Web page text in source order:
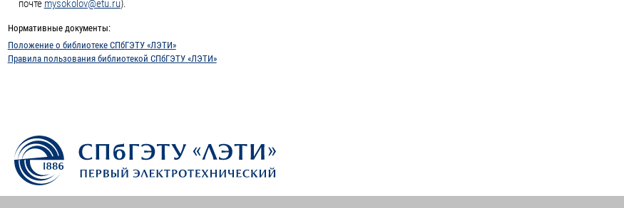
почте mysokolov@etu.ru).
Нормативные документы:
Положение о библиотеке СПбГЭТУ «ЛЭТИ»
Правила пользования библиотекой СПбГЭТУ «ЛЭТИ»